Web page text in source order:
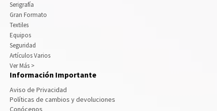
Serigrafía
Gran Formato
Textiles
Equipos
Seguridad
Artículos Varios
Ver Más >
Información Importante
Aviso de Privacidad
Políticas de cambios y devoluciones